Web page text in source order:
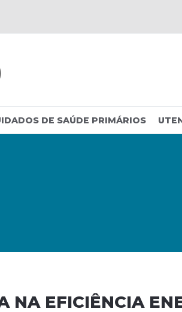
DE SAÚDE PRIMÁRIOS
NA EFICIÊNCIA